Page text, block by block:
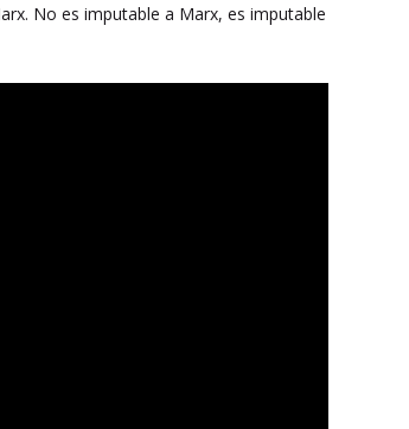
No es imputable a Marx, es imputable